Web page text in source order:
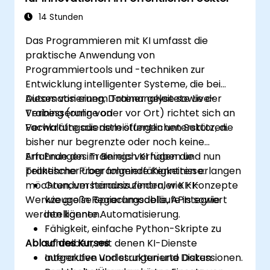
14 Stunden
Das Programmieren mit KI umfasst die
praktische Anwendung von
Programmiertools und -techniken zur
Entwicklung intelligenter Systeme, die bei
Automatisierung, Datenanalyse sowie der
Verbesserung von
Verwaltungsdienstleistungen unterstützen.
Dieses von einem Trainer geleitete Live-
Training (online oder vor Ort) richtet sich an
Fachkräfte aus dem öffentlichen Sektor, die
bisher nur begrenzte oder noch keine
Erfahrungen im Bereich KI haben und nun
praktische Programmierfähigkeiten erlangen
möchten, um herauszufinden, wie KI-
Werkzeuge in Regierungsabläufe integriert
werden können.
Am Ende des Trainings verfügen die
Teilnehmer über folgende Kenntnisse:
Grundverständnis zentraler KI-Konzepte
wie große Sprachmodelle, APIs sowie
intelligente Automatisierung.
Fähigkeit, einfache Python-Skripte zu
schreiben, mit denen KI-Dienste
aufgerufen und strukturierte Daten
Ablauf des Kurses
Interaktive Vorlesungen und Diskussionen.